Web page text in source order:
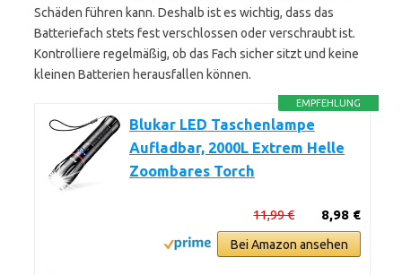
Schäden führen kann. Deshalb ist es wichtig, dass das
Batteriefach stets fest verschlossen oder verschraubt ist.
Kontrolliere regelmäßig, ob das Fach sicher sitzt und keine
kleinen Batterien herausfallen können.
EMPFEHLUNG
Blukar LED Taschenlampe
Aufladbar, 2000L Extrem Helle
Zoombares Torch
8,98 €
11,99 €
Bei Amazon ansehen